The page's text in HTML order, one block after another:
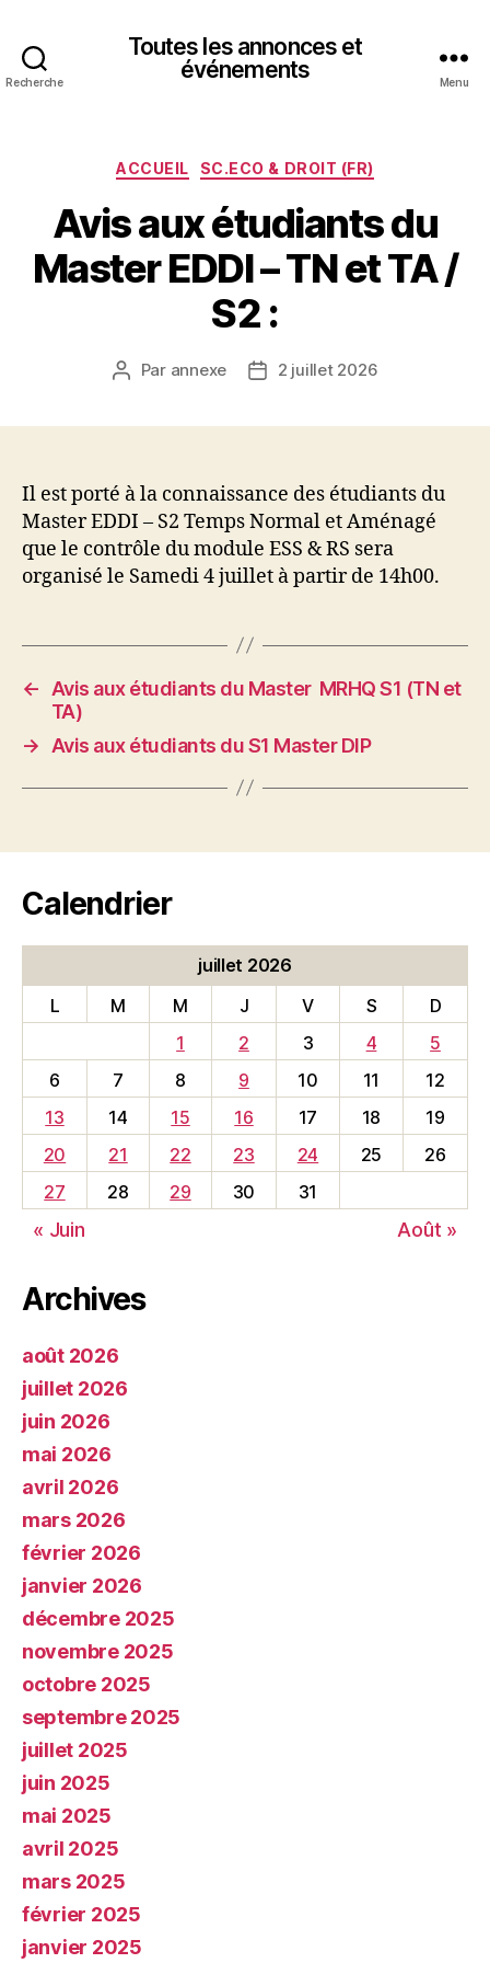
Recherche
Toutes les annonces et
événements
Menu
Catégories
ACCUEIL SC.ECO & DROIT (FR)
Avis aux étudiants du
Master EDDI – TN et TA /
S2 :
Auteur
Par annexe
Date2 juillet 2026
Il est porté à la connaissance des étudiants du
Master EDDI – S2 Temps Normal et Aménagé
que le contrôle du module ESS & RS sera
organisé le Samedi 4 juillet à partir de 14h00.
←
Avis aux étudiants du Master MRHQ S1 (TN et
TA)
→
Avis aux étudiants du S1 Master DIP
Calendrier
juillet 2026
L
M M J V S
D
1
2 3 4
5
6
7 8 9 10 11
12
13
14 15 16 17 18
19
20
21 22 23 24 25
26
27
28 29 30 31
« Juin Août »
Archives
août 2026
juillet 2026
juin 2026
mai 2026
avril 2026
mars 2026
février 2026
janvier 2026
décembre 2025
novembre 2025
octobre 2025
septembre 2025
juillet 2025
juin 2025
mai 2025
avril 2025
mars 2025
février 2025
janvier 2025